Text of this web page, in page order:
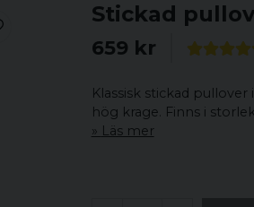
Stickad
659 kr
Klassisk stickad
hög krage. Finns i
Läs mer